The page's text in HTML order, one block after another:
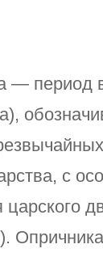
— период
с